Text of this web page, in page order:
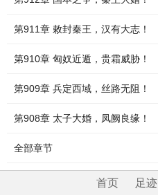
第911章 敕封秦王，汉有大志！
第910章 匈奴近遁，贵霜威胁！
第909章 兵定西域，丝路无阻！
第908章 太子大婚，凤阙良缘！
全部章节
首页 足迹